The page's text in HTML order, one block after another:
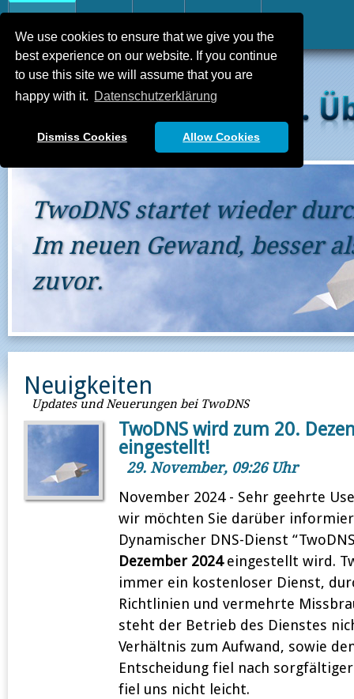
We use cookies to ensure that we give you the
best experience on our website. If you continue
to use this site we will assume that you are
happy with it. Datenschutzerklärung
Dismiss Cookies Allow Cookies
Home FAQ API Kontakt
TwoDNS geht neue Wege
Junge Pflanzen brauchen besondere Aufmerksamkeit damit sie
gedeihen. Wenn Ihnen etwas auffällt, Sie Lob oder Kritik äußern
möchten, schreiben sie doch einfach eine Email an
dns.de.
Neuigkeiten
Updates und Neuerungen bei TwoDNS
TwoDNS wird zum 20.
eingestellt!
29. November, 09:26 Uhr
November 2024 - Sehr geehrte
wir möchten Sie darüber
Dynamischer DNS-Dienst
Dezember 2024eingestellt wird.
immer ein kostenloser Dienst,
Richtlinien und vermehrte
steht der Betrieb des Dienstes
Verhältnis zum Aufwand, sowie
Entscheidung fiel nach
fiel uns nicht leicht.